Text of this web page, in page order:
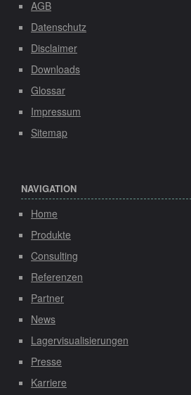
AGB
Datenschutz
Disclaimer
Downloads
Glossar
Impressum
Sitemap
NAVIGATION
Home
Produkte
Consulting
Referenzen
Partner
News
Lagervisualisierungen
Presse
Karriere